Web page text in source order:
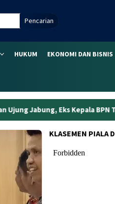
Pencarian
HUKUM EKONOMI DAN BISNIS
BPN Tanjabtim Resmi
KLASEMEN PIALA